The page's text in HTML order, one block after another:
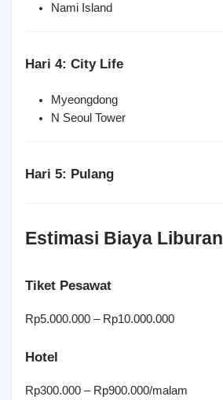
Nami Island
Hari 4: City Life
Myeongdong
N Seoul Tower
Hari 5: Pulang
Estimasi Biaya Liburan
Tiket Pesawat
Rp5.000.000 – Rp10.000.000
Hotel
Rp300.000 – Rp900.000/malam